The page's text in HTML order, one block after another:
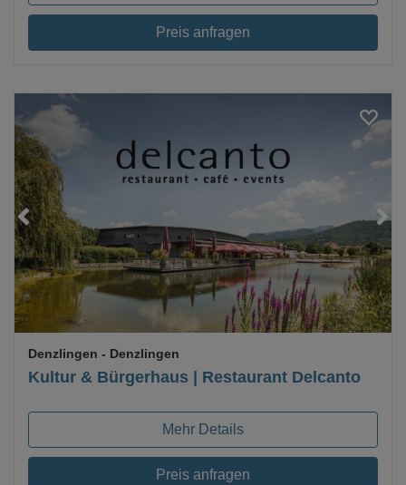
Preis anfragen
Kultur & Bürgerhaus | Restaurant Delcanto
Denzlingen - Denzlingen
Mehr Details
Preis anfragen